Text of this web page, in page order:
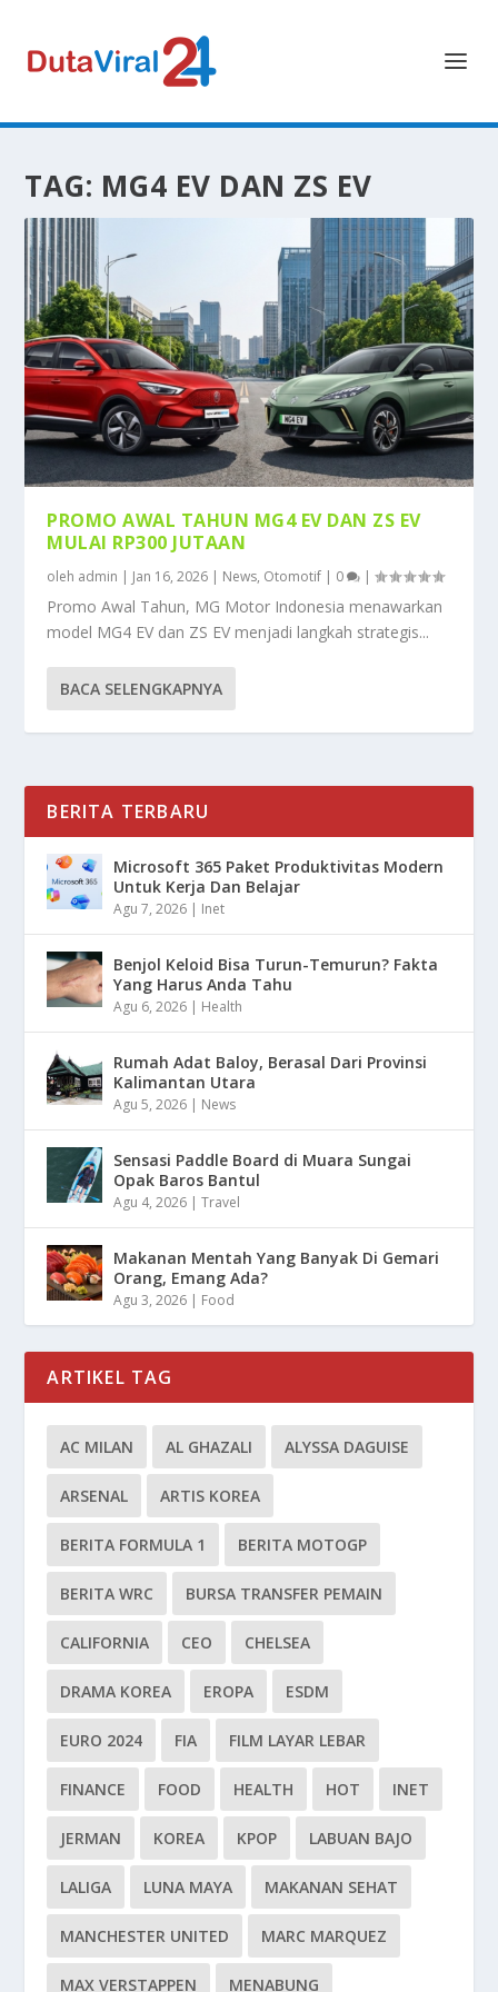
TAG: MG4 EV DAN ZS EV
PROMO AWAL TAHUN MG4 EV DAN ZS EV
MULAI RP300 JUTAAN
oleh admin | Jan 16, 2026 | News, Otomotif | 0 |
Promo Awal Tahun, MG Motor Indonesia menawarkan
model MG4 EV dan ZS EV menjadi langkah strategis...
BACA SELENGKAPNYA
BERITA TERBARU
Microsoft 365 Paket Produktivitas Modern
Untuk Kerja Dan Belajar
Agu 7, 2026 | Inet
Benjol Keloid Bisa Turun-Temurun? Fakta
Yang Harus Anda Tahu
Agu 6, 2026 | Health
Rumah Adat Baloy, Berasal Dari Provinsi
Kalimantan Utara
Agu 5, 2026 | News
Sensasi Paddle Board di Muara Sungai
Opak Baros Bantul
Agu 4, 2026 |Travel
Makanan Mentah Yang Banyak Di Gemari
Orang, Emang Ada?
Agu 3, 2026 | Food
ARTIKEL TAG
AC MILAN AL GHAZALI ALYSSA DAGUISE
ARSENAL ARTIS KOREA
BERITA FORMULA 1 BERITA MOTOGP
BERITA WRC BURSA TRANSFER PEMAIN
CALIFORNIA CEO CHELSEA
DRAMA KOREA EROPA ESDM
EURO 2024 FIA FILM LAYAR LEBAR
FINANCE FOOD HEALTH HOT INET
JERMAN KOREA KPOP LABUAN BAJO
LALIGA LUNA MAYA MAKANAN SEHAT
MANCHESTER UNITED MARC MARQUEZ
MAX VERSTAPPEN MENABUNG